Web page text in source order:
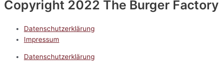
Copyright 2022 The Burger Factory
Datenschutzerklärung
Impressum
Datenschutzerklärung